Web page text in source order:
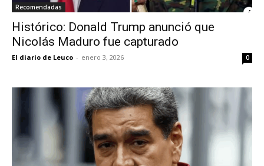
Recomendadas
Histórico: Donald Trump anunció que
Nicolás Maduro fue capturado
El diario de Leuco - enero 3, 2026 0